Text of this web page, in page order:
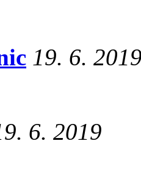
19. 6.
6. 2019